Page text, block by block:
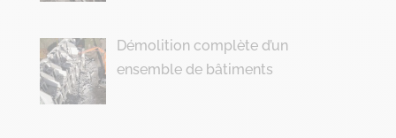
Démolition complète d’un
ensemble de bâtiments